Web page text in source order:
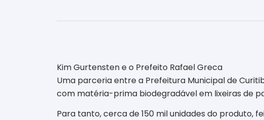
Kim Gurtensten e o Prefeito Rafael Greca
Uma parceria entre a Prefeitura Municipal de
com matéria-prima biodegradável em lixeiras de
Para tanto, cerca de 150 mil unidades do produto,